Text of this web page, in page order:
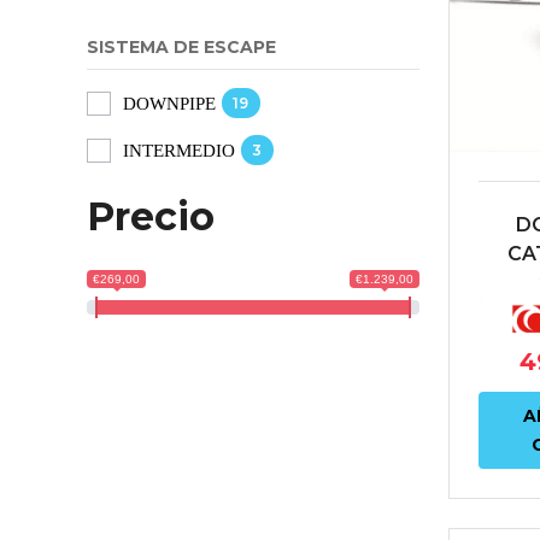
SISTEMA DE ESCAPE
DOWNPIPE 19
INTERMEDIO 3
Precio
€269,00 €1.239,00
A4